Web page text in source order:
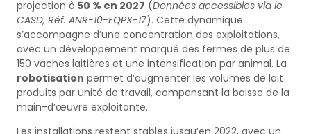
projection à 50 % en 2027 (Données accessibles via le
CASD, Réf. ANR-10-EQPX-17). Cette dynamique
s’accompagne d’une concentration des exploitations,
avec un développement marqué des fermes de plus de
150 vaches laitières et une intensification par animal. La
robotisation permet d’augmenter les volumes de lait
produits par unité de travail, compensant la baisse de la
main-d’œuvre exploitante.